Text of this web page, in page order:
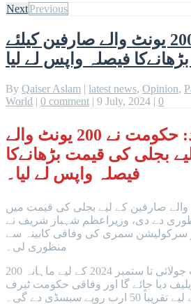
NextPrevious
حکومت نے 200 یونٹ والے صارفین کیلئے
فیصلہ واپس لے لیا
By Qaiser Aslam | latest news, Opinion,
World | 0 comment | 9 July, 2024 | 0
اسلام آباد: حکومت نے 200 یونٹ والے
بجلی کی قیمت بڑھانےکا
فیصلہ واپس لے لیا۔
نے 200 یونٹ والے صارفین کے لیے بجلی کی قیمت میں
دے دی، وزیراعظم شہباز شریف نے
سرکولیشن سمری کی وفاقی کابینہ سے
منظوری لی۔
حکومتی فیصلے کے تحت جولائی تا ستمبر 2024 کے لیے ماہانہ 200
دیا جائے گا اور وفاقی حکومت ٹیرف
روپے سبسڈی دے گی۔